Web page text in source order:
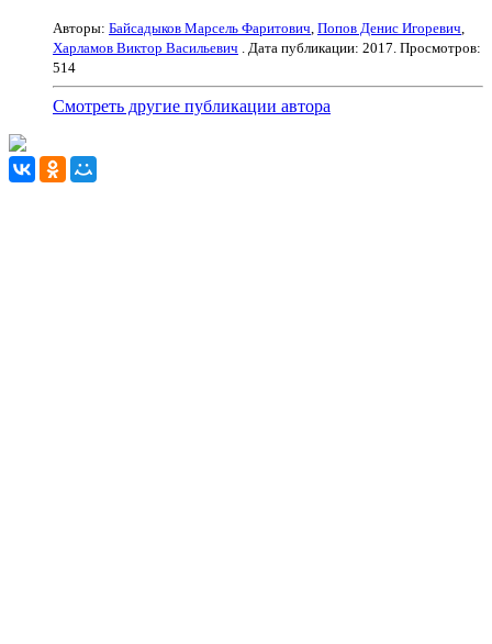
Авторы: Байсадыков Марсель Фаритович Попов Денис Игоревич
Харламов Виктор Васильевич . Дата публикации: 2017 . Просмотров:
514
Смотреть другие публикации автора